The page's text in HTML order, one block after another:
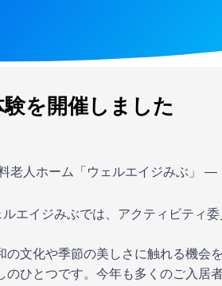
を開催しました
老人ホーム「ウェルエイジみぶ」 ―
エイジみぶでは、アクティビティ
の文化や季節の美しさに触れる機会
のひとつです。今年も多くのご入居